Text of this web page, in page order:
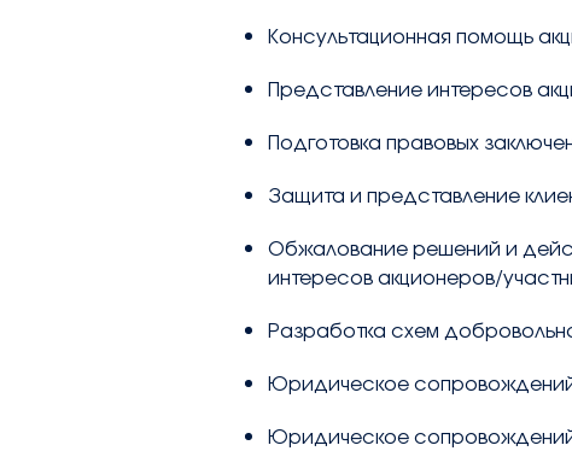
Консультационная помощь
Представление интересов
Подготовка правовых
Защита и представление
Обжалование решений и
интересов акционеров/
Разработка схем
Юридическое
Юридическое сопровождений